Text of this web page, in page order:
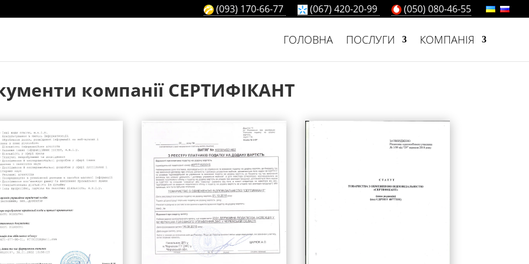
(093) 170-66-77 (067) 420-20-99 (050) 080-46-55
ГОЛОВНА ПОСЛУГИ КОМПАНІЯ
компанії СЕРТИФІКАНТ